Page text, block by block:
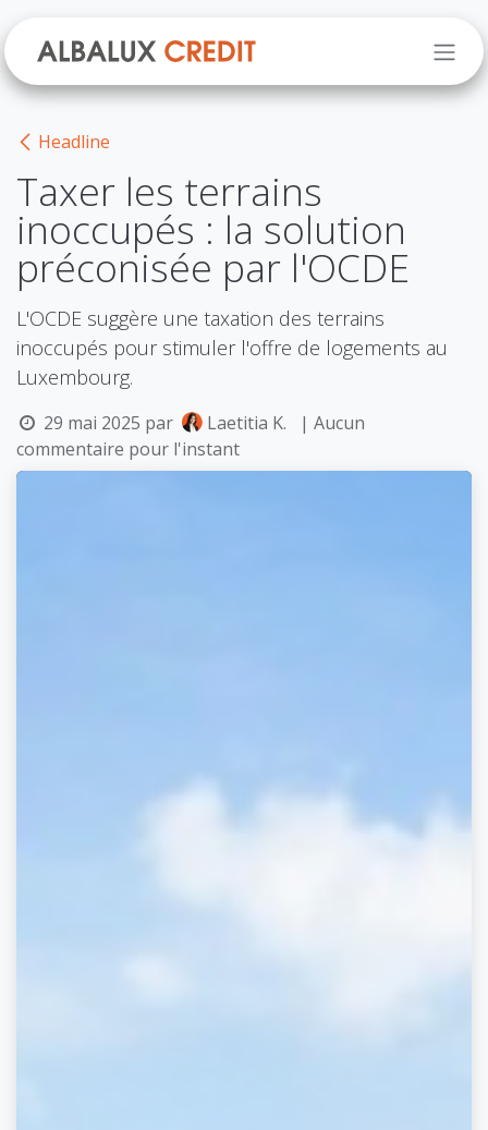
Headline
Taxer les terrains
inoccupés : la solution
préconisée par l'OCDE
L'OCDE suggère une taxation des terrains
inoccupés pour stimuler l'offre de logements au
Luxembourg.
29 mai 2025 par Laetitia K.
| Aucun
commentaire pour l'instant